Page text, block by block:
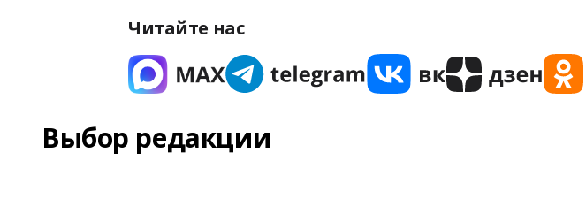
Читайте нас
Выбор редакции